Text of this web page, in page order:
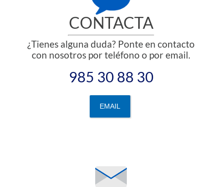
CONTACTA
¿Tienes alguna duda? Ponte en contacto
con nosotros por teléfono o por email.
985 30 88 30
EMAIL